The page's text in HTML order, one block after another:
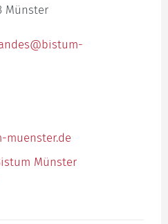
Münster
muenster.de
Münster